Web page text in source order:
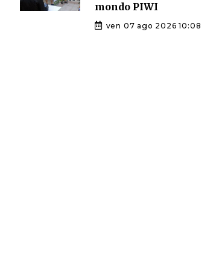
mondo PIWI
ven 07 ago 2026 10:08